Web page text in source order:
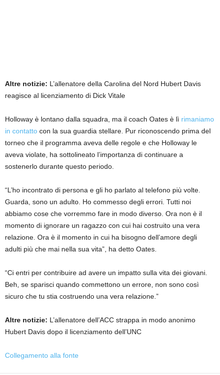
Altre notizie: L’allenatore della Carolina del Nord Hubert Davis
reagisce al licenziamento di Dick Vitale
Holloway è lontano dalla squadra, ma il coach Oates è lì rimaniamo
in contatto con la sua guardia stellare. Pur riconoscendo prima del
torneo che il programma aveva delle regole e che Holloway le
aveva violate, ha sottolineato l’importanza di continuare a
sostenerlo durante questo periodo.
“L’ho incontrato di persona e gli ho parlato al telefono più volte.
Guarda, sono un adulto. Ho commesso degli errori. Tutti noi
abbiamo cose che vorremmo fare in modo diverso. Ora non è il
momento di ignorare un ragazzo con cui hai costruito una vera
relazione. Ora è il momento in cui ha bisogno dell’amore degli
adulti più che mai nella sua vita”, ha detto Oates.
“Ci entri per contribuire ad avere un impatto sulla vita dei giovani.
Beh, se sparisci quando commettono un errore, non sono così
sicuro che tu stia costruendo una vera relazione.”
Altre notizie: L’allenatore dell’ACC strappa in modo anonimo
Hubert Davis dopo il licenziamento dell’UNC
Collegamento alla fonte